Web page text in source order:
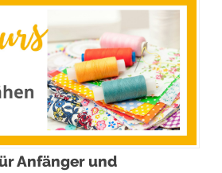
Anfänger und